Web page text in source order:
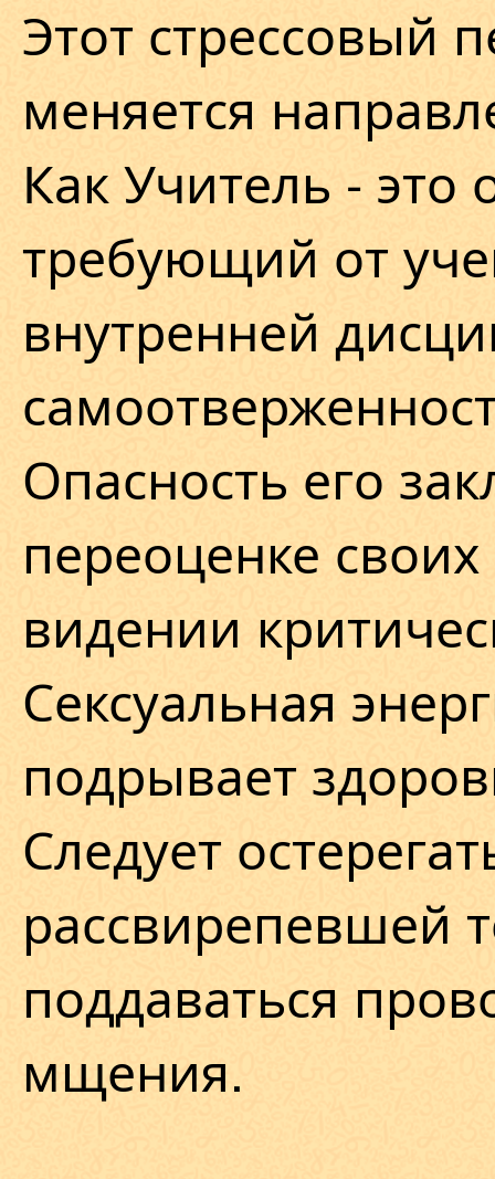
Этот стрессовый
меняется
Как Учитель - это
требующий от
внутренней
Опасность его
переоценке
видении
Сексуальная
подрывает
Следует
рассвирепевшей
поддаваться
мщения.